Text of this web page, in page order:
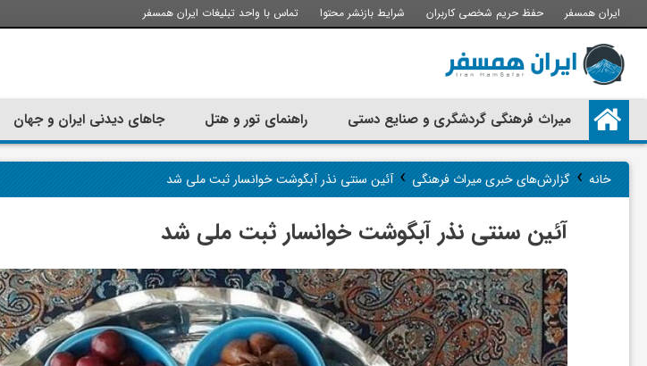
ایران همسفر حفظ حریم شخصی کاربران شرایط بازنشر محتوا تماس با واحد تبلیغات ایران همسفر
م
ی
میراث فرهنگی گردشگری و صنایع دستی راهنمای تور و هتل جاهای دیدنی ایران و جهان
خانه›گزارش‌های خبری میراث فرهنگی›آئین سنتی نذر آبگوشت خوانسار ثبت ملی شد
آئین سنتی نذر آبگوشت خوانسار ثبت ملی شد